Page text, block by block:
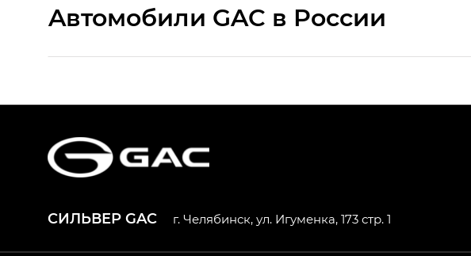
Aвтомобили GAC в России
HYPTEC HT — Хайптек Эйч Ти (HYPTEC HT) в
СИЛЬВЕР GAC г. Челябинск, ул. Игуменка, 173 стр. 1